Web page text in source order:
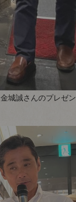
金城誠さんのプレゼン